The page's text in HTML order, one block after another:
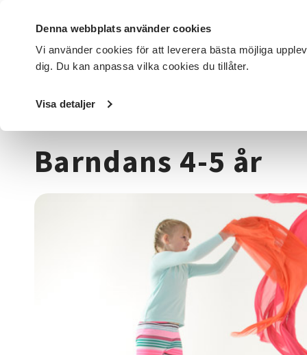
Denna webbplats använder cookies
Vi använder cookies för att leverera bästa möjliga
dig. Du kan anpassa vilka cookies du tillåter.
Visa detaljer
DET HÄR GÖR VI FÖR DIG SOM SÖK KURSER OCH
Startsida / Kurser och evenemang
Barndans 4-5 år